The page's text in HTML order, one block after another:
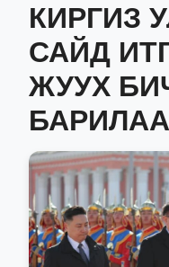
КИРГИЗ
САЙД
ЖУУХ
БАРИЛАА